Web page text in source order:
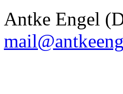
Antke Engel